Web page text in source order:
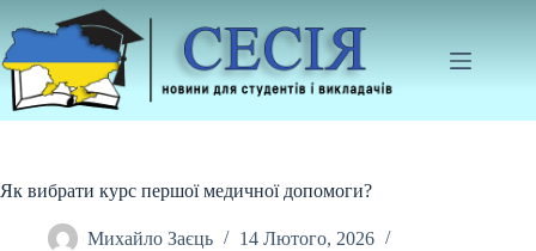
до
вмісту
Як вибрати курс першої медичної допомоги?
Михайло Заєць
14 Лютого, 2026